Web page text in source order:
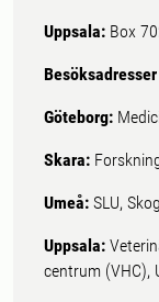
Uppsala: Box
Besöksadresser
Göteborg:
Skara:
Umeå: SLU,
Uppsala:
centrum (VHC),